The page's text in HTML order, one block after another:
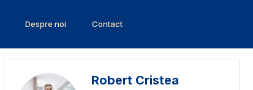
Despre noi Contact
Robert Cristea